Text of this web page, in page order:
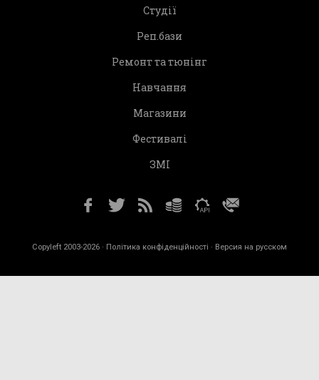
Студії
Реп.бази
Ремонт та тюнінг
Навчання
Магазини
Фестивалі
ЗМІ
Copyleft 2003-2026 · Політика конфіденційності · Версия на русском